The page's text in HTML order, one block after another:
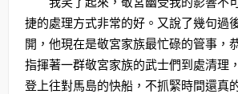
捷的處理方式非常的好。又說了幾句過
開，他現在是敬宮家族最忙碌的管事，
指揮著一群敬宮家族的武士們到處清理
登上往對馬島的快船，不抓緊時間還真